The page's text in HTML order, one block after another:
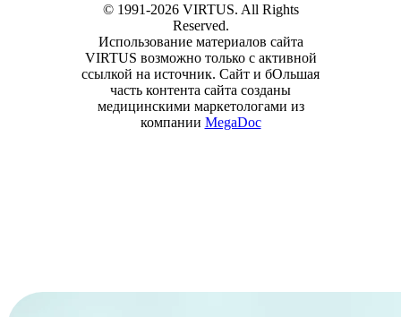
© 1991-2026 VIRTUS. All Rights
Reserved.
Использование материалов сайта
VIRTUS возможно только с активной
ссылкой на источник. Сайт и бОльшая
часть контента сайта созданы
медицинскими маркетологами из
компании MegaDoc